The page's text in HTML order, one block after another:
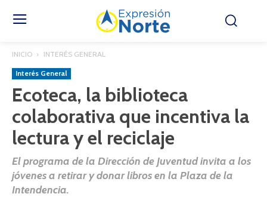
INICIO INTERÉS GENERAL
Interés General
Ecoteca, la biblioteca
colaborativa que incentiva la
lectura y el reciclaje
El programa de la Dirección de Juventud invita a los
jóvenes a retirar y donar libros en la Plaza de la
Intendencia.